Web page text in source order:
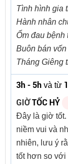
Tình hình gia
Hành nhân
Ốm đau bệnh
Buôn bán
Tháng Giêng
3h - 5h và từ
GIỜTỐC HỶ
Đây là giờ tốt.
niềm vui và
nhiên, lưu ý
tốt hơn so với